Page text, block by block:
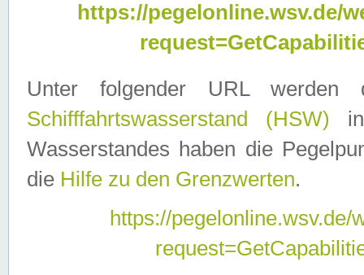
https://pegelonline.wsv.de/
Unter folgender URL
Schifffahrtswasserstand (HSW)
Wasserstandes haben die
die Hilfe zu den Grenzwerten.
https://